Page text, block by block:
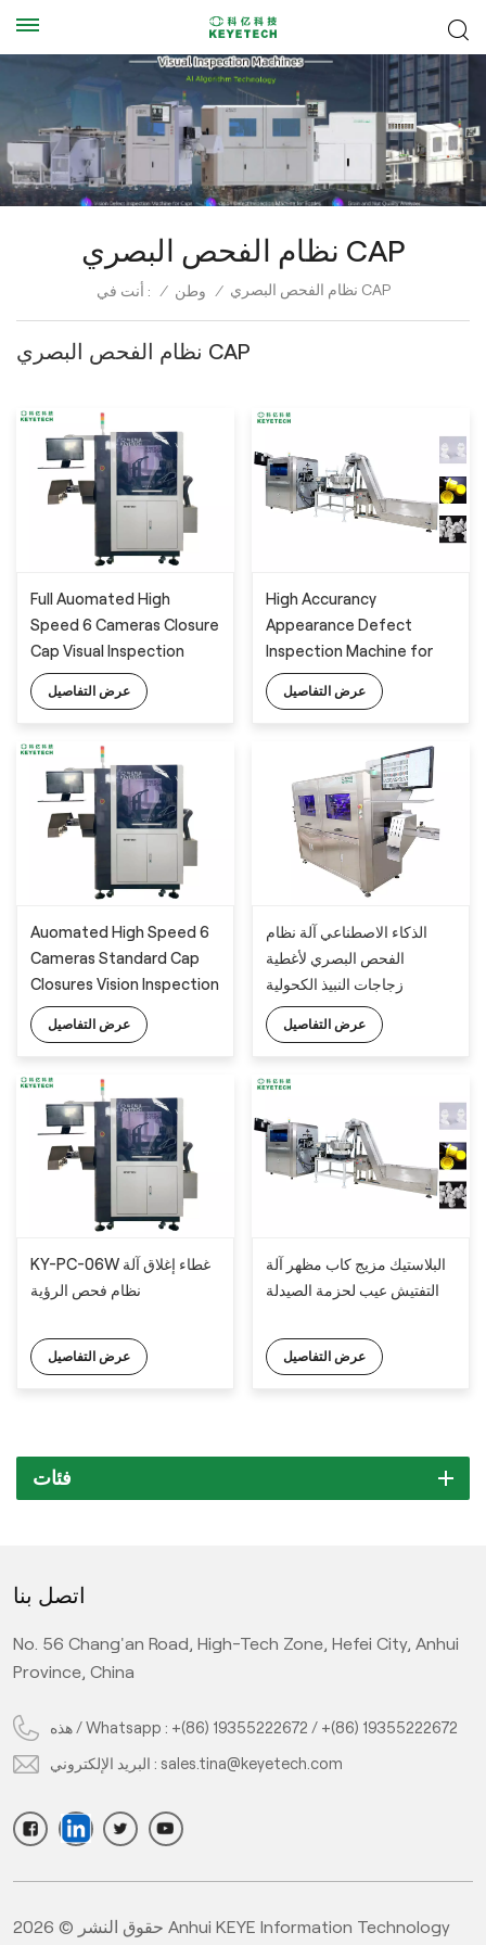
نظام الفحص البصري CAP
أنت في : / وطن / نظام الفحص البصري CAP
نظام الفحص البصري CAP
Full Auomated High
Speed 6 Cameras Closure
Cap Visual Inspection
Machine for Full Area
Detection With AI
عرض التفاصيل
High Accurancy
Appearance Defect
Inspection Machine for
Plastic Assembled Cap
عرض التفاصيل
Auomated High Speed 6
Cameras Standard Cap
Closures Vision Inspection
System
عرض التفاصيل
الذكاء الاصطناعي آلة نظام
الفحص البصري لأغطية
زجاجات النبيذ الكحولية
عرض التفاصيل
KY-PC-06W غطاء إغلاق آلة
نظام فحص الرؤية
عرض التفاصيل
البلاستيك مزيج كاب مظهر آلة
التفتيش عيب لحزمة الصيدلة
عرض التفاصيل
فئات
اتصل بنا
No. 56 Chang'an Road, High-Tech Zone, Hefei City, Anhui
Province, China
هذه / Whatsapp : +(86) 19355222672 / +(86) 19355222672
البريد الإلكتروني :sales.tina@keyetech.com
حقوق النشر © 2026 Anhui KEYE Information Technology